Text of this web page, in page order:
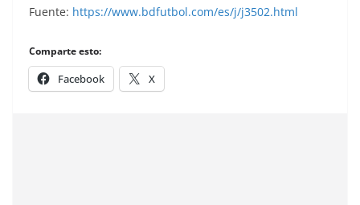
Fuente: https://www.bdfutbol.com/es/j/j3502.html
Comparte esto:
Facebook X